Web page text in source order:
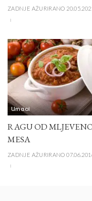
ZADNJE AŽURIRANO
Umaci
RAGU OD
MESA
ZADNJE AŽURIRANO